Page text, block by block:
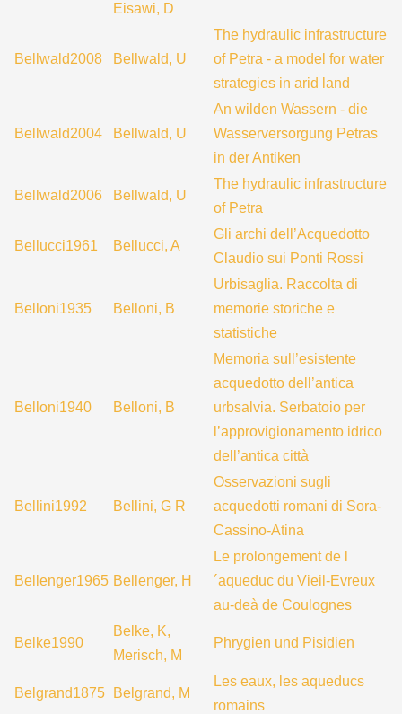
Eisawi, D
Bellwald2008 Bellwald, U
The hydraulic infrastructure
of Petra - a model for water
strategies in arid land
Bellwald2004 Bellwald, U
An wilden Wassern - die
Wasserversorgung Petras
in der Antiken
Bellwald2006 Bellwald, U
The hydraulic infrastructure
of Petra
Bellucci1961 Bellucci, A
Gli archi dell’Acquedotto
Claudio sui Ponti Rossi
Belloni1935 Belloni, B
Urbisaglia. Raccolta di
memorie storiche e
statistiche
Belloni1940 Belloni, B
Memoria sull’esistente
acquedotto dell’antica
urbsalvia. Serbatoio per
l’approvigionamento idrico
dell’antica città
Bellini1992 Bellini, G R
Osservazioni sugli
acquedotti romani di Sora-
Cassino-Atina
Bellenger1965 Bellenger, H
Le prolongement de l
´aqueduc du Vieil-Evreux
au-deà de Coulognes
Belke1990
Belke, K,
Merisch, M
Phrygien und Pisidien
Belgrand1875 Belgrand, M
Les eaux, les aqueducs
romains